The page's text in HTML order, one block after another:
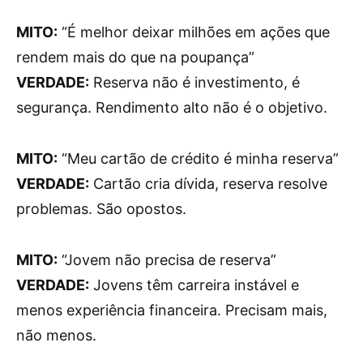
MITO: “É melhor deixar milhões em ações que
rendem mais do que na poupança”
VERDADE: Reserva não é investimento, é
segurança. Rendimento alto não é o objetivo.
MITO: “Meu cartão de crédito é minha reserva”
VERDADE: Cartão cria dívida, reserva resolve
problemas. São opostos.
MITO: “Jovem não precisa de reserva”
VERDADE: Jovens têm carreira instável e
menos experiência financeira. Precisam mais,
não menos.